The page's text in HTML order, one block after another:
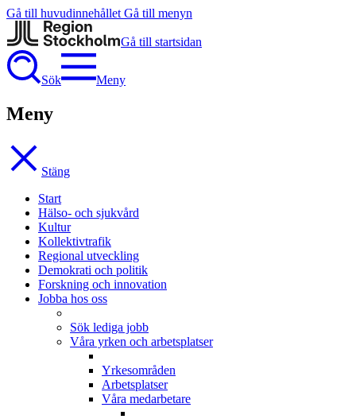
Gå till huvudinnehållet Gå till menyn
Gå till startsidan
Sök Meny
Meny
Stäng
Start
Hälso- och sjukvård
Kultur
Kollektivtrafik
Regional utveckling
Demokrati och politik
Forskning och innovation
Jobba hos oss
Sök lediga jobb
Våra yrken och arbetsplatser
Yrkesområden
Arbetsplatser
Våra medarbetare